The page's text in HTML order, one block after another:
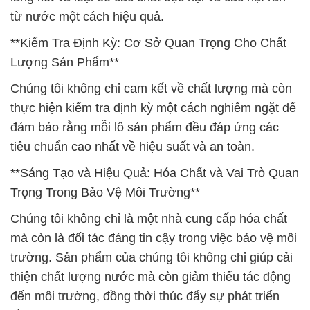
từ nước một cách hiệu quả.
**Kiểm Tra Định Kỳ: Cơ Sở Quan Trọng Cho Chất
Lượng Sản Phẩm**
Chúng tôi không chỉ cam kết về chất lượng mà còn
thực hiện kiểm tra định kỳ một cách nghiêm ngặt để
đảm bảo rằng mỗi lô sản phẩm đều đáp ứng các
tiêu chuẩn cao nhất về hiệu suất và an toàn.
**Sáng Tạo và Hiệu Quả: Hóa Chất và Vai Trò Quan
Trọng Trong Bảo Vệ Môi Trường**
Chúng tôi không chỉ là một nhà cung cấp hóa chất
mà còn là đối tác đáng tin cậy trong việc bảo vệ môi
trường. Sản phẩm của chúng tôi không chỉ giúp cải
thiện chất lượng nước mà còn giảm thiểu tác động
đến môi trường, đồng thời thúc đẩy sự phát triển